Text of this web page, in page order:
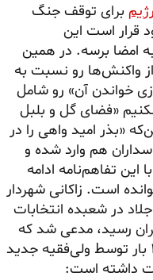
برای توقف جنگ
قرار است این
امضا برسه. در همین
واکنش‌ها رو نسبت به
خواندن آن» رو شامل
«فضای گل و بلبل
«بذر امید واهی را در
هم وارد شده و
این تفاهم‌نامه ادامه
است. زاکانی شهردار
در شعبده انتخابات
رسید، مدعی شد که
متن تنظیم شده توافق با آمریکا ۲۵ بار توسط ولی‌فقیه جدید
داشته است: